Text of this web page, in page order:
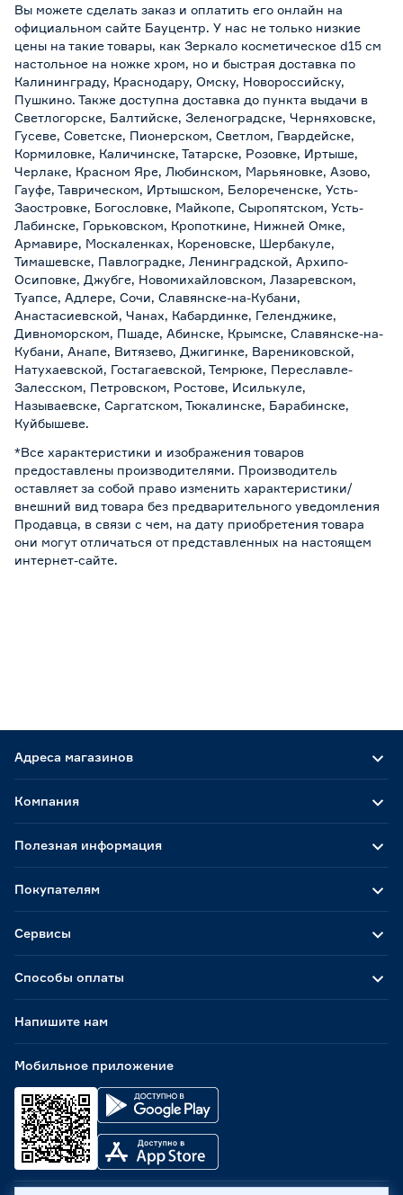
Вы можете сделать заказ и оплатить его онлайн на
официальном сайте Бауцентр. У нас не только низкие
цены на такие товары, как Зеркало косметическое d15 см
настольное на ножке хром, но и быстрая доставка по
Калининграду, Краснодару, Омску, Новороссийску,
Пушкино. Также доступна доставка до пункта выдачи в
Светлогорске, Балтийске, Зеленоградске, Черняховске,
Гусеве, Советске, Пионерском, Светлом, Гвардейске,
Кормиловке, Каличинске, Татарске, Розовке, Иртыше,
Черлаке, Красном Яре, Любинском, Марьяновке, Азово,
Гауфе, Таврическом, Иртышском, Белореченске, Усть-
Заостровке, Богословке, Майкопе, Сыропятском, Усть-
Лабинске, Горьковском, Кропоткине, Нижней Омке,
Армавире, Москаленках, Кореновске, Шербакуле,
Тимашевске, Павлоградке, Ленинградской, Архипо-
Осиповке, Джубге, Новомихайловском, Лазаревском,
Туапсе, Адлере, Сочи, Славянске-на-Кубани,
Анастасиевской, Чанах, Кабардинке, Геленджике,
Дивноморском, Пшаде, Абинске, Крымске, Славянске-на-
Кубани, Анапе, Витязево, Джигинке, Варениковской,
Натухаевской, Гостагаевской, Темрюке, Переславле-
Залесском, Петровском, Ростове, Исилькуле,
Называевске, Саргатском, Тюкалинске, Барабинске,
Куйбышеве.
*Все характеристики и изображения товаров
предоставлены производителями. Производитель
оставляет за собой право изменить характеристики/
внешний вид товара без предварительного уведомления
Продавца, в связи с чем, на дату приобретения товара
они могут отличаться от представленных на настоящем
интернет-сайте.
Адреса магазинов
Способы оплаты
Мобильное приложение
Компания
Полезная информация
Покупателям
Сервисы
Напишите нам